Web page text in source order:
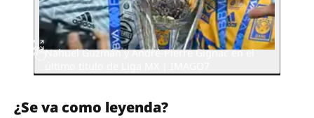
Nahuel Guzmán y André-Pierre Gignac en el
¿Se va como leyenda?